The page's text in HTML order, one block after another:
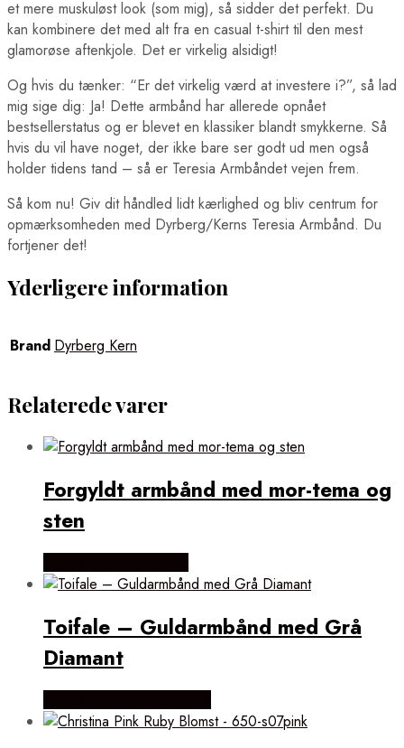
et mere muskuløst look (som mig), så sidder det perfekt. Du
kan kombinere det med alt fra en casual t-shirt til den mest
glamorøse aftenkjole. Det er virkelig alsidigt!
Og hvis du tænker: “Er det virkelig værd at investere i?”, så lad
mig sige dig: Ja! Dette armbånd har allerede opnået
bestsellerstatus og er blevet en klassiker blandt smykkerne. Så
hvis du vil have noget, der ikke bare ser godt ud men også
holder tidens tand – så er Teresia Armbåndet vejen frem.
Så kom nu! Giv dit håndled lidt kærlighed og bliv centrum for
opmærksomheden med Dyrberg/Kerns Teresia Armbånd. Du
fortjener det!
Yderligere information
Brand Dyrberg Kern
Relaterede varer
Forgyldt armbånd med mor-tema og
sten
Toifale – Guldarmbånd med Grå
Diamant